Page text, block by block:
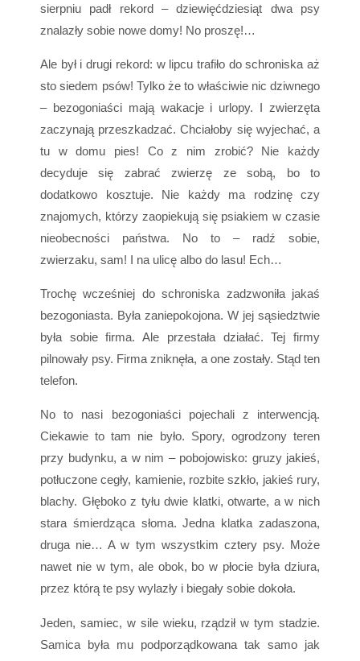
sierpniu padł rekord – dziewięćdziesiąt dwa psy
znalazły sobie nowe domy! No proszę!…
Ale był i drugi rekord: w lipcu trafiło do schroniska aż
sto siedem psów! Tylko że to właściwie nic dziwnego
– bezogoniaści mają wakacje i urlopy. I zwierzęta
zaczynają przeszkadzać. Chciałoby się wyjechać, a
tu w domu pies! Co z nim zrobić? Nie każdy
decyduje się zabrać zwierzę ze sobą, bo to
dodatkowo kosztuje. Nie każdy ma rodzinę czy
znajomych, którzy zaopiekują się psiakiem w czasie
nieobecności państwa. No to – radź sobie,
zwierzaku, sam! I na ulicę albo do lasu! Ech…
Trochę wcześniej do schroniska zadzwoniła jakaś
bezogoniasta. Była zaniepokojona. W jej sąsiedztwie
była sobie firma. Ale przestała działać. Tej firmy
pilnowały psy. Firma zniknęła, a one zostały. Stąd ten
telefon.
No to nasi bezogoniaści pojechali z interwencją.
Ciekawie to tam nie było. Spory, ogrodzony teren
przy budynku, a w nim – pobojowisko: gruzy jakieś,
potłuczone cegły, kamienie, rozbite szkło, jakieś rury,
blachy. Głęboko z tyłu dwie klatki, otwarte, a w nich
stara śmierdząca słoma. Jedna klatka zadaszona,
druga nie… A w tym wszystkim cztery psy. Może
nawet nie w tym, ale obok, bo w płocie była dziura,
przez którą te psy wylazły i biegały sobie dokoła.
Jeden, samiec, w sile wieku, rządził w tym stadzie.
Samica była mu podporządkowana tak samo jak